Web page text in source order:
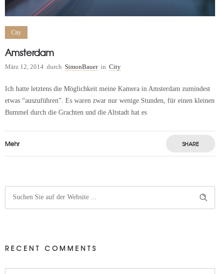
City
Amsterdam
März 12, 2014 durch SimonBauer in City
Ich hatte letztens die Möglichkeit meine Kamera in Amsterdam zumindest
etwas “auszuführen”. Es waren zwar nur wenige Stunden, für einen kleinen
Bummel durch die Grachten und die Altstadt hat es
Mehr SHARE
RECENT COMMENTS